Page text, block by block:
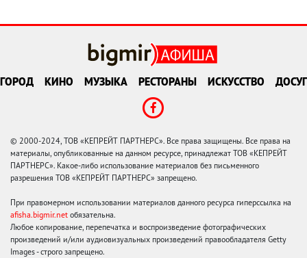
ГОРОД КИНО МУЗЫКА РЕСТОРАНЫ ИСКУССТВО ДОСУГ
© 2000-2024, ТОВ «КЕПРЕЙТ ПАРТНЕРС». Все права защищены. Все права на
материалы, опубликованные на данном ресурсе, принадлежат ТОВ «КЕПРЕЙТ
ПАРТНЕРС». Какое-либо использование материалов без письменного
разрешения ТОВ «КЕПРЕЙТ ПАРТНЕРС» запрещено.
При правомерном использовании материалов данного ресурса гиперссылка на
afisha.bigmir.net обязательна.
Любое копирование, перепечатка и воспроизведение фотографических
произведений и/или аудиовизуальных произведений правообладателя Getty
Images - строго запрещено.